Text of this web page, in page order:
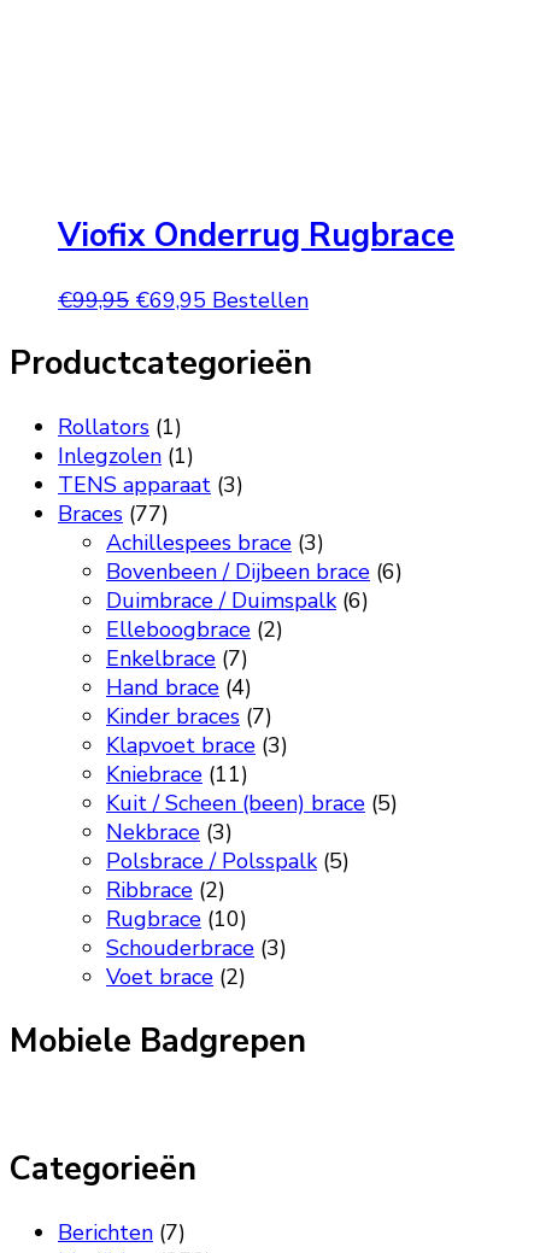
Viofix Onderrug Rugbrace
€99,95 Oorspronkelijke
was:
€99,95.
€69,95 Huidige
is:
€69,95.
Bestellen
Productcategorieën
Rollators (1)
Inlegzolen (1)
TENS apparaat (3)
Braces (77)
Achillespees brace (3)
Bovenbeen / Dijbeen brace (6)
Duimbrace / Duimspalk (6)
Elleboogbrace (2)
Enkelbrace (7)
Hand brace (4)
Kinder braces (7)
Klapvoet brace (3)
Kniebrace (11)
Kuit / Scheen (been) brace (5)
Nekbrace (3)
Polsbrace / Polsspalk (5)
Ribbrace (2)
Rugbrace (10)
Schouderbrace (3)
Voet brace (2)
Mobiele Badgrepen
Categorieën
Berichten (7)